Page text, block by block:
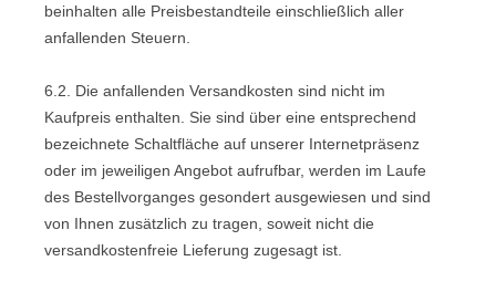
beinhalten alle Preisbestandteile einschließlich aller
anfallenden Steuern.
6.2. Die anfallenden Versandkosten sind nicht im
Kaufpreis enthalten. Sie sind über eine entsprechend
bezeichnete Schaltfläche auf unserer Internetpräsenz
oder im jeweiligen Angebot aufrufbar, werden im Laufe
des Bestellvorganges gesondert ausgewiesen und sind
von Ihnen zusätzlich zu tragen, soweit nicht die
versandkostenfreie Lieferung zugesagt ist.